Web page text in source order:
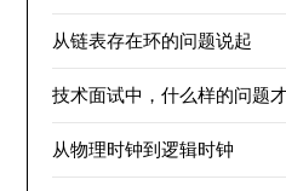
从链表存在环的问题说起
技术面试中，什么样的问题
从物理时钟到逻辑时钟